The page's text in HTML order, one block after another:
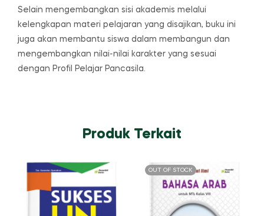
Selain mengembangkan sisi akademis melalui
kelengkapan materi pelajaran yang disajikan, buku ini
juga akan membantu siswa dalam membangun dan
mengembangkan nilai-nilai karakter yang sesuai
dengan Profil Pelajar Pancasila.
Produk Terkait
OUT OF STOCK